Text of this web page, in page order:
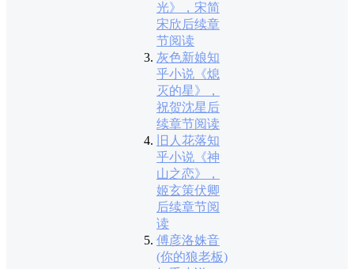
光》，宋简
宋欣后续章
节阅读
灰色新娘知
乎小说《熄
灭的星》，
祝贺沈星后
续章节阅读
旧人花落知
乎小说《神
山之恋》，
姬玄策伏卿
后续章节阅
读
傅彦洛姝音
(你的狼老板)